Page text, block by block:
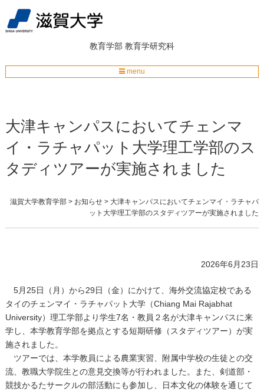
教育学部 教育学研究科
menu
大津キャンパスにおいてチェンマ
イ・ラチャパット大学理工学部のス
タディツアーが実施されました
滋賀大学教育学部 > お知らせ > 大津キャンパスにおいてチェンマイ・ラチャパ
ット大学理工学部のスタディツアーが実施されました
2026年6月23日
5月25日（月）から29日（金）にかけて、海外交流協定校である
タイのチェンマイ・ラチャパット大学（Chiang Mai Rajabhat
University）理工学部より学生7名・教員２名が大津キャンパスに来
学し、本学教育学部を拠点とする短期研修（スタディツアー）が実
施されました。
ツアーでは、本学教員による農業実習、附属中学校の生徒との交
流、教職大学院生との意見交換等が行われました。また、剣道部・
競技かるたサークルの部活動にも参加し、日本文化の体験を通じて